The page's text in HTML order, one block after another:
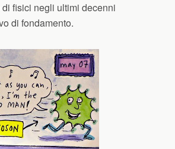
fisici negli ultimi decenni
di fondamento.